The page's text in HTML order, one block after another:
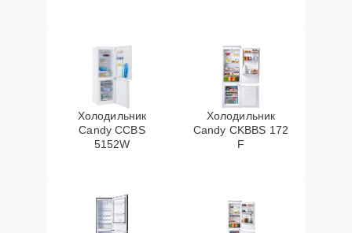
Холодильник
Candy CCBS
5152W
Холодильник
Candy CKBBS 172
F